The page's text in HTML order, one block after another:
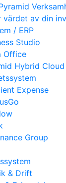
värdet av din
/ ERP
Studio
Office
Hybrid Cloud
Expense
Group
& Drift